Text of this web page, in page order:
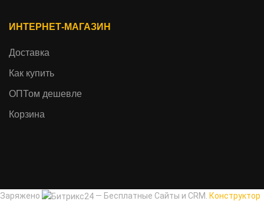
ИНТЕРНЕТ-МАГАЗИН
Доставка
Как купить
ОПТом дешевле
Корзина
Заряжено — Бесплатные Сайты и CRM. Конструктор